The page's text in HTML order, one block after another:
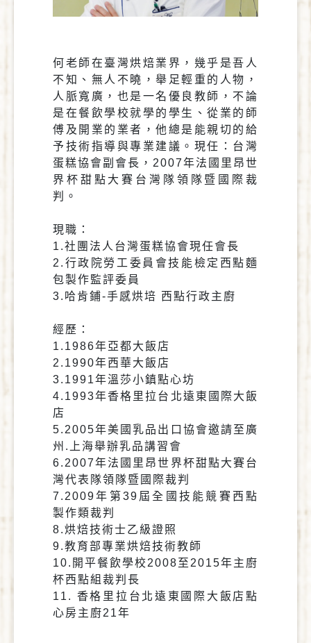
何老師在臺灣烘焙業界，幾乎是吾人
不知、無人不曉，舉足輕重的人物，
人脈寬廣，也是一名優良教師，不論
是在餐飲學校就學的學生、從業的師
傅及開業的業者，他總是能親切的給
予技術指導與專業建議。現任：台灣
蛋糕協會副會長，2007年法國里昂世
界杯甜點大賽台灣隊領隊暨國際裁
判。
現職：
1.社團法人台灣蛋糕協會現任會長
2.行政院勞工委員會技能檢定西點麵
包製作監評委員
3.哈肯鋪-手感烘培 西點行政主廚
經歷：
1.1986年亞都大飯店
2.1990年西華大飯店
3.1991年溫莎小鎮點心坊
4.1993年香格里拉台北遠東國際大飯
店
5.2005年美國乳品出口協會邀請至廣
州.上海舉辦乳品講習會
6.2007年法國里昂世界杯甜點大賽台
灣代表隊領隊暨國際裁判
7.2009年第39屆全國技能競賽西點
製作類裁判
8.烘焙技術士乙級證照
9.教育部專業烘焙技術教師
10.開平餐飲學校2008至2015年主廚
杯西點組裁判長
11. 香格里拉台北遠東國際大飯店點
心房主廚21年